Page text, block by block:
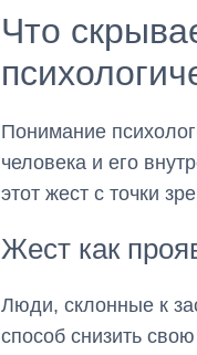
Что
Понимание
человека и его
этот жест с точки
Жест как
Люди, склонные к
способ снизить